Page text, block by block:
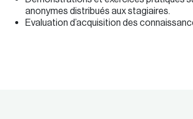
anonymes distribués aux stagiaires.
Evaluation d’acquisition des